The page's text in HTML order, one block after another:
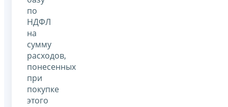
по
НДФЛ
на
сумму
расходов,
понесенных
при
покупке
этого